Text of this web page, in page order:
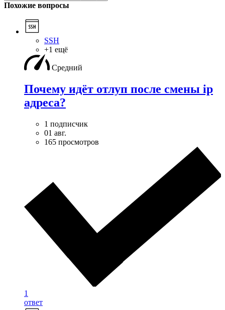
Похожие вопросы
SSH
+1 ещё
Средний
Почему идёт отлуп после смены ip
адреса?
1 подписчик
01 авг.
165 просмотров
1
ответ